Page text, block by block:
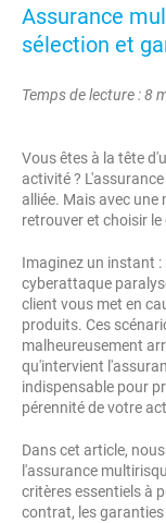
Assurance
sélection et
Temps de lecture : 8
Vous êtes à la tête
activité ?
alliée. Mais avec
retrouver et choisir
Imaginez un instant :
cyberattaque
client vous met en
produits. Ces
malheureusement
qu'intervient
indispensable pour
pérennité de votre
Dans cet article,
l'assurance
critères essentiels à
contrat, les garanties